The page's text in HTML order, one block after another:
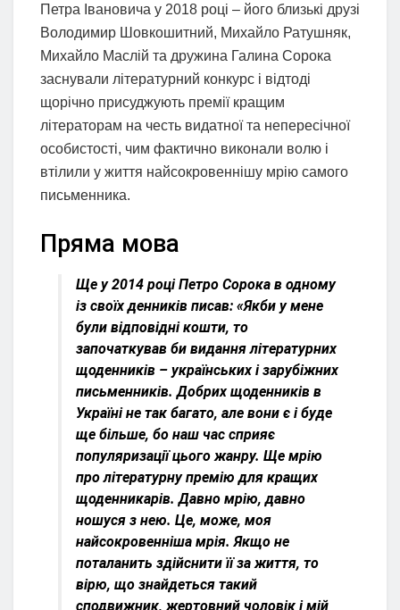
Петра Івановича у 2018 році – його близькі друзі
Володимир Шовкошитний, Михайло Ратушняк,
Михайло Маслій та дружина Галина Сорока
заснували літературний конкурс і відтоді
щорічно присуджують премії кращим
літераторам на честь видатної та непересічної
особистості, чим фактично виконали волю і
втілили у життя найсокровеннішу мрію самого
письменника.
Пряма мова
Ще у 2014 році Петро Сорока в одному
із своїх денників писав: «Якби у мене
були відповідні кошти, то
започаткував би видання літературних
щоденників – українських і зарубіжних
письменників. Добрих щоденників в
Україні не так багато, але вони є і буде
ще більше, бо наш час сприяє
популяризації цього жанру. Ще мрію
про літературну премію для кращих
щоденникарів. Давно мрію, давно
ношуся з нею. Це, може, моя
найсокровенніша мрія. Якщо не
поталанить здійснити її за життя, то
вірю, що знайдеться такий
сподвижник, жертовний чоловік і мій